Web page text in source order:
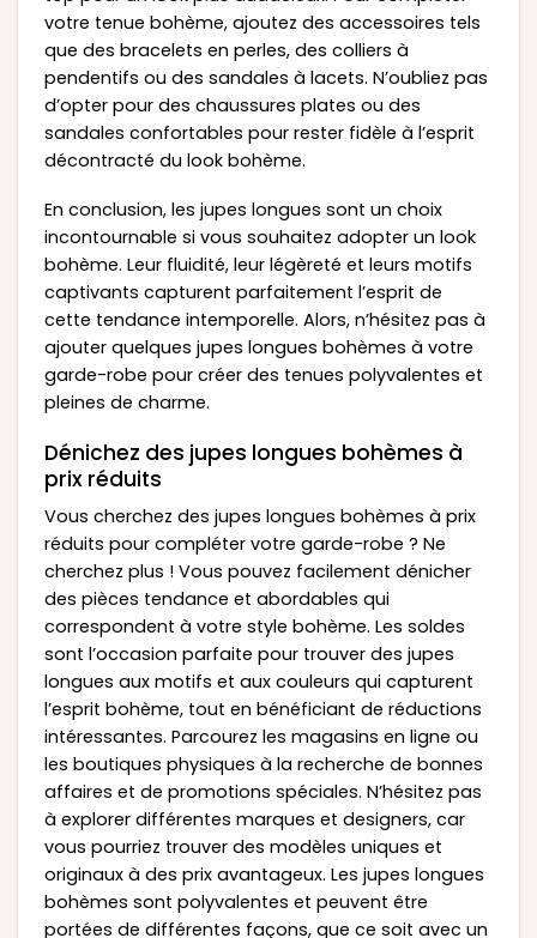
votre tenue bohème, ajoutez des accessoires tels
que des bracelets en perles, des colliers à
pendentifs ou des sandales à lacets. N’oubliez pas
d’opter pour des chaussures plates ou des
sandales confortables pour rester fidèle à l’esprit
décontracté du look bohème.
En conclusion, les jupes longues sont un choix
incontournable si vous souhaitez adopter un look
bohème. Leur fluidité, leur légèreté et leurs motifs
captivants capturent parfaitement l’esprit de
cette tendance intemporelle. Alors, n’hésitez pas à
ajouter quelques jupes longues bohèmes à votre
garde-robe pour créer des tenues polyvalentes et
pleines de charme.
Dénichez des jupes longues bohèmes à
prix réduits
Vous cherchez des jupes longues bohèmes à prix
réduits pour compléter votre garde-robe ? Ne
cherchez plus ! Vous pouvez facilement dénicher
des pièces tendance et abordables qui
correspondent à votre style bohème. Les soldes
sont l’occasion parfaite pour trouver des jupes
longues aux motifs et aux couleurs qui capturent
l’esprit bohème, tout en bénéficiant de réductions
intéressantes. Parcourez les magasins en ligne ou
les boutiques physiques à la recherche de bonnes
affaires et de promotions spéciales. N’hésitez pas
à explorer différentes marques et designers, car
vous pourriez trouver des modèles uniques et
originaux à des prix avantageux. Les jupes longues
bohèmes sont polyvalentes et peuvent être
portées de différentes façons, que ce soit avec un